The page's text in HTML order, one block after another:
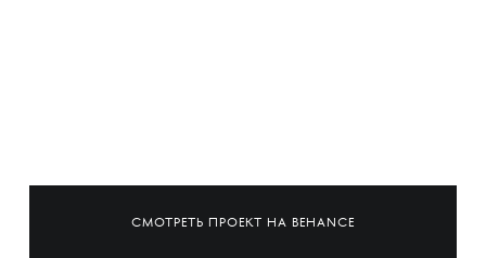
СМОТРЕТЬ ПРОЕКТ НА BEHANCE